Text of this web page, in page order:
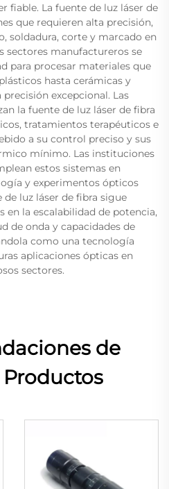
fiable. La fuente de luz láser de
que requieren alta precisión,
soldadura, corte y marcado en
sectores manufactureros se
para procesar materiales que
hasta cerámicas y
excepcional. Las
la fuente de luz láser de fibra
tratamientos terapéuticos e
a su control preciso y sus
mínimo. Las instituciones
estos sistemas en
y experimentos ópticos
de luz láser de fibra sigue
en la escalabilidad de potencia,
de onda y capacidades de
como una tecnología
aplicaciones ópticas en
sectores.
de
Productos